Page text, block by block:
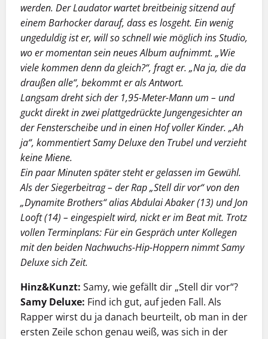
werden. Der Laudator wartet breitbeinig sitzend auf
einem Barhocker darauf, dass es losgeht. Ein wenig
ungeduldig ist er, will so schnell wie möglich ins Studio,
wo er momentan sein neues Album aufnimmt. „Wie
viele kommen denn da gleich?“, fragt er. „Na ja, die da
draußen alle“, bekommt er als Antwort.
Langsam dreht sich der 1,95-Meter-Mann um – und
guckt direkt in zwei plattgedrückte Jungengesichter an
der Fensterscheibe und in einen Hof voller Kinder. „Ah
ja“, kommentiert Samy Deluxe den Trubel und verzieht
keine Miene.
Ein paar Minuten später steht er gelassen im Gewühl.
Als der Siegerbeitrag – der Rap „Stell dir vor“ von den
„Dynamite Brothers“ alias Abdulai Abaker (13) und Jon
Looft (14) – eingespielt wird, nickt er im Beat mit. Trotz
vollen Terminplans: Für ein Gespräch unter Kollegen
mit den beiden Nachwuchs-Hip-Hoppern nimmt Samy
Deluxe sich Zeit.
Hinz&Kunzt: Samy, wie gefällt dir „Stell dir vor“?
Samy Deluxe: Find ich gut, auf jeden Fall. Als
Rapper wirst du ja danach beurteilt, ob man in der
ersten Zeile schon genau weiß, was sich in der